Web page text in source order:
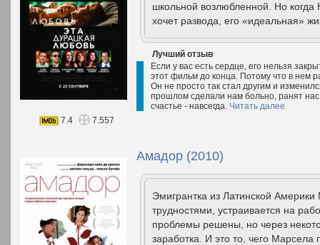
школьной возлюбленной. Но
хочет развода, его «идеальная»
Лучший отзыв
Если у вас есть сердце, его нельзя
этот фильм до конца. Потому что в нем
Он не просто так стал другим и
прошлом сделали нам больно, ранят
счастье - навсегда. Читать далее
7.4
7.557
Амадор (2010)
Эмигрантка из Латинской
трудностями, устраивается на
проблемы решены, но через
заработка. И это то, чего Марсела